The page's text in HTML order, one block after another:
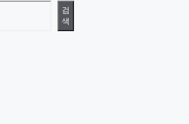
검
색